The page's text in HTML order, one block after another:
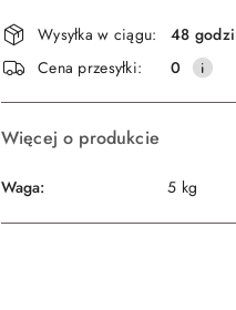
Dostępność
i
dostawa
Wysyłka w ciągu:
48
Cena przesyłki:
0
Więcej o produkcie
Waga: 5 kg